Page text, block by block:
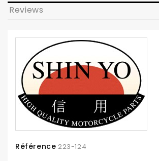
Reviews
Référence 223-124